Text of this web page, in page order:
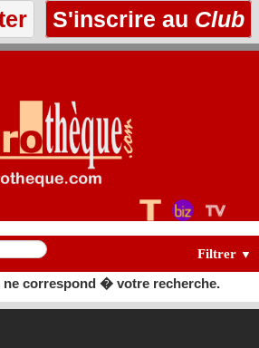
S'inscrire au Club
Filtrer ▼
ne correspond � votre recherche.